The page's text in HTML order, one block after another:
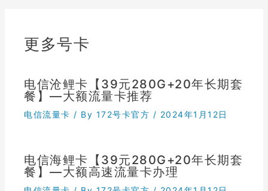
更多号卡
电信沧鲤卡【39元280G+20年长期套
餐】—大额流量卡推荐
电信流量卡 / By 172号卡官方 / 2024年1月12日
电信海鲤卡【39元280G+20年长期套
餐】—大额高速流量卡办理